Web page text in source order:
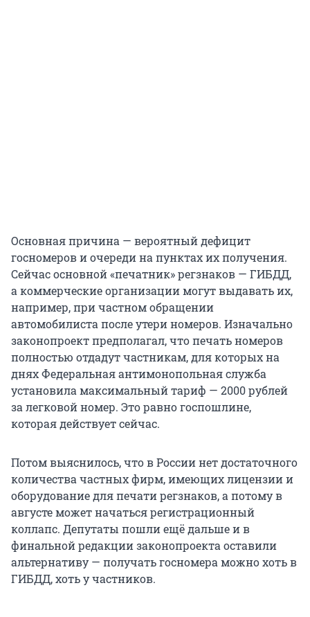
Основная причина — вероятный дефицит
госномеров и очереди на пунктах их получения.
Сейчас основной «печатник» регзнаков — ГИБДД,
а коммерческие организации могут выдавать их,
например, при частном обращении
автомобилиста после утери номеров. Изначально
законопроект предполагал, что печать номеров
полностью отдадут частникам, для которых на
днях Федеральная антимонопольная служба
установила максимальный тариф — 2000 рублей
за легковой номер. Это равно госпошлине,
которая действует сейчас.
Потом выяснилось, что в России нет достаточного
количества частных фирм, имеющих лицензии и
оборудование для печати регзнаков, а потому в
августе может начаться регистрационный
коллапс. Депутаты пошли ещё дальше и в
финальной редакции законопроекта оставили
альтернативу — получать госномера можно хоть в
ГИБДД, хоть у частников.